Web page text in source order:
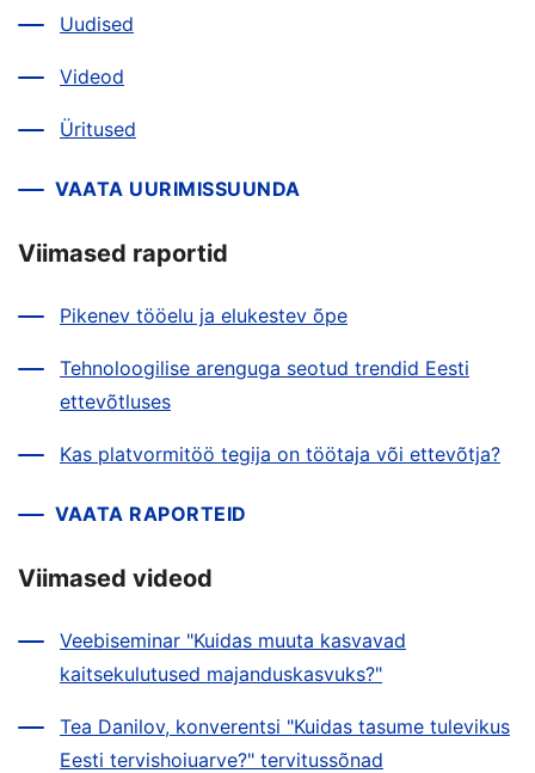
Uudised
Videod
Üritused
VAATA UURIMISSUUNDA
Viimased raportid
Pikenev tööelu ja elukestev õpe
Tehnoloogilise arenguga seotud trendid Eesti
ettevõtluses
Kas platvormitöö tegija on töötaja või ettevõtja?
VAATA RAPORTEID
Viimased videod
Veebiseminar "Kuidas muuta kasvavad
kaitsekulutused majanduskasvuks?"
Tea Danilov, konverentsi "Kuidas tasume tulevikus
Eesti tervishoiuarve?" tervitussõnad